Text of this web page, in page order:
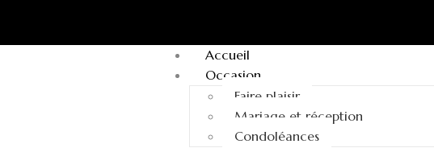
Accueil
Occasion
Faire plaisir
Mariage et réception
Condoléances